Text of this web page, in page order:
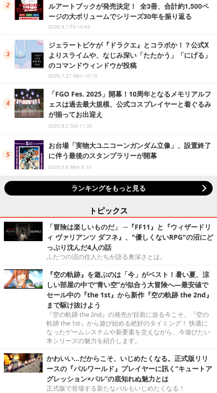
ルアートブックが発売決定！ 全3冊、合計約1,500ペ
ージの大ボリュームでシリーズ30年を振り返る
2026.8.7 Fri 14:45
ジェラートピケが『ドラクエ』とコラボか！？公式X
よりスライムや、なじみ深い「たたかう」「にげる」
のコマンドウィンドウが投稿
2026.7.27 Mon 10:15
「FGO Fes. 2025」開幕！10周年となるメモリアルフ
ェスは過去最大規模、公式コスプレイヤーと着ぐるみ
が揃ってお出迎え
2025.8.2 Sat 11:35
お台場「実物大ユニコーンガンダム立像」、設置終了
に伴う最後のスタンプラリーが開幕
2026.6.8 Mon 6:10
ランキングをもっと見る
トピックス
「冒険は楽しいものだ」 ─『FF11』と『ウィザードリ
ィ ヴァリアンツ ダフネ』、"優しくないRPG"の沼にど
っぷり沈んだ4人の話
ふたつの沼の住人たちが語る奥深さとは。
『空の軌跡』を遊ぶのは「今」がベスト！暑い夏、涼
しい部屋の中で“青い空”が似合う大冒険へ―最安値で
セール中の『the 1st』から新作『空の軌跡 the 2nd』
まで駆け抜けよう
『空の軌跡 the 2nd』の発売が目前に迫る今こそ、『空の
軌跡 the 1st』から遊び始める絶好のタイミング！ 快適に
なったゲームシステムや新要素を交えながら、今遊びたい
本シリーズの魅力を紹介します。
かわいい…だからこそ、いじめたくなる。正式版リリ
ースの『パルワールド』プレイヤーに訊く“キュートア
グレッション×パル”の底知れぬ魅力とは
正式版で登場する新たなパルもいじめたくなる！